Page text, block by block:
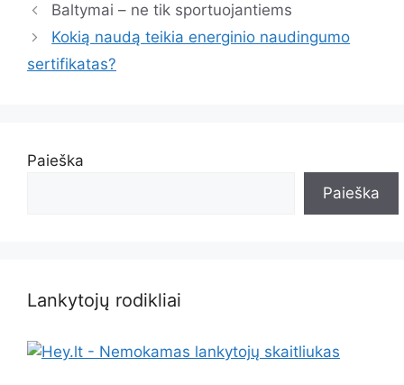
Baltymai – ne tik sportuojantiems
Kokią naudą teikia energinio naudingumo
sertifikatas?
Paieška
Paieška
Lankytojų rodikliai